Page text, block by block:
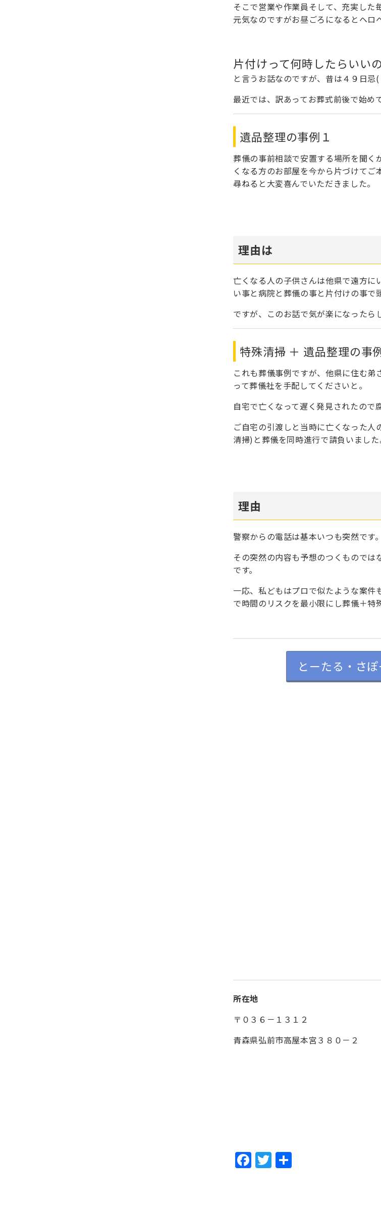
そこで営業や作業員そして、充実し
元気なのですがお昼ごろになるとヘロ
片付けって何時したらいい
と言うお話なのですが、昔は４９日
最近では、訳あってお葬式前後で始め
遺品整理の事例１
葬儀の事前相談で安置する場所を聞
くなる方のお部屋を今から片づけて
尋ねると大変喜んでいただきました。
理由は
亡くなる人の子供さんは他県で遠方に
い事と病院と葬儀の事と片付けの事で
ですが、このお話で気が楽になったら
特殊清掃 ＋ 遺品整理の事
これも葬儀事例ですが、他県に住む
って葬儀社を手配してくださいと。
自宅で亡くなって遅く発見されたので
ご自宅の引渡しと当時に亡くなった
清掃)と葬儀を同時進行で請負いました
理由
警察からの電話は基本いつも突然です。
その突然の内容も予想のつくもので
です。
一応、私どもはプロで似たような案件
で時間のリスクを最小限にし葬儀＋特
とーたる・さ
所在地
〒０３６－１３１２
青森県弘前市高屋本宮３８０－２
F T